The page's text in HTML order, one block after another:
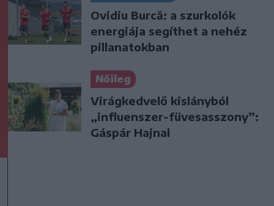
Ovidiu Burcă: a szurkolók
energiája segíthet a nehéz
pillanatokban
Nőileg
Virágkedvelő kislányból
„influenszer-füvesasszony”:
Gáspár Hajnal